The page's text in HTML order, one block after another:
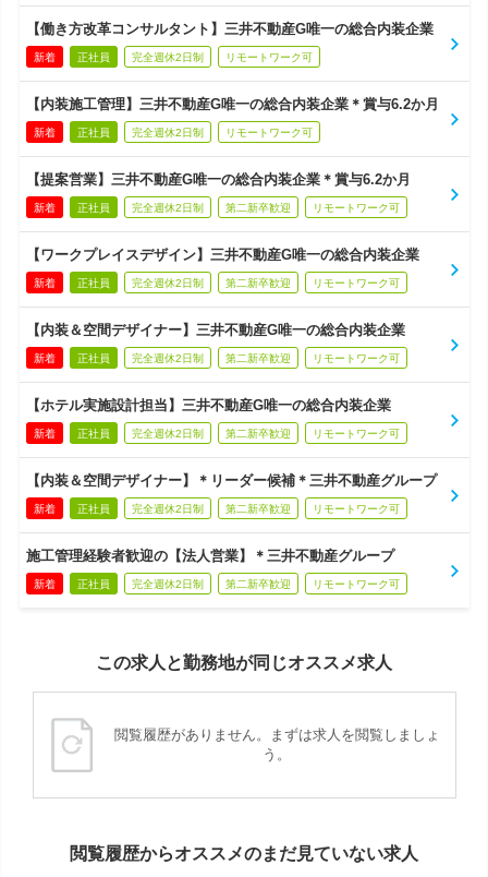
【働き方改革コンサルタント】三井不動産G唯一の総合内装企業
新着 正社員 完全週休2日制 リモートワーク可
【内装施工管理】三井不動産G唯一の総合内装企業＊賞与6.2か月
新着 正社員 完全週休2日制 リモートワーク可
【提案営業】三井不動産G唯一の総合内装企業＊賞与6.2か月
新着 正社員 完全週休2日制 第二新卒歓迎 リモートワーク可
【ワークプレイスデザイン】三井不動産G唯一の総合内装企業
新着 正社員 完全週休2日制 第二新卒歓迎 リモートワーク可
【内装＆空間デザイナー】三井不動産G唯一の総合内装企業
新着 正社員 完全週休2日制 第二新卒歓迎 リモートワーク可
【ホテル実施設計担当】三井不動産G唯一の総合内装企業
新着 正社員 完全週休2日制 第二新卒歓迎 リモートワーク可
【内装＆空間デザイナー】＊リーダー候補＊三井不動産グループ
新着 正社員 完全週休2日制 第二新卒歓迎 リモートワーク可
施工管理経験者歓迎の【法人営業】＊三井不動産グループ
新着 正社員 完全週休2日制 第二新卒歓迎 リモートワーク可
この求人と勤務地が同じオススメ求人
閲覧履歴がありません。まずは求人を閲覧しましょ
う。
閲覧履歴からオススメのまだ見ていない求人